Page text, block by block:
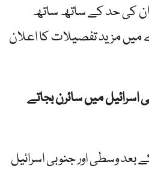
کی حد کے ساتھ ساتھ
مزید تفصیلات کا اعلان
اسرائیل میں سائرن بجاتے
بعد وسطی اور جنوبی اسرائیل